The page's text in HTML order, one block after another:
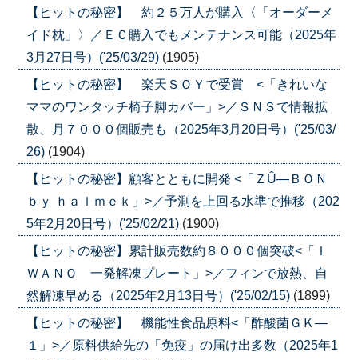
【ヒットの秘密】 約２５万人が購入〈「オーダーメ
イド枕」〉／ＥＣ購入でもメンテナンス可能（2025年
3月27日号）('25/03/29) (1905)
【ヒットの秘密】 楽天ＳＯＹで受賞 <「きれいな
ママのワンタッチ椅子脚カバー」>／ＳＮＳで情報拡
散、月７０００個販売も（2025年3月20日号）('25/03/
26) (1904)
【ヒットの秘密】顧客とともに開発 <「ＺÛ―ＢＯＮ
ｂｙ ｈａｌｍｅｋ」>／予測を上回る水準で推移（202
5年2月20日号）('25/02/21) (1900)
【ヒットの秘密】累計販売数約８０００個突破<「Ｉ
ＷＡＮＯ 一発解凍プレート」>／フィンで放熱、自
然解凍早める（2025年2月13日号）('25/02/15) (1899)
【ヒットの秘密】 機能性食品原料<「酢酸菌ＧＫ―
１」>／原料供給先の「免疫」の届け出多数（2025年1